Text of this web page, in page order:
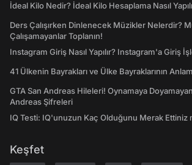
İdeal Kilo Nedir? İdeal Kilo Hesaplama Nasıl
Ders Çalışırken Dinlenecek Müzikler Nelerdir?
Çalışamayanlar Toplanın!
Instagram Giriş Nasıl Yapılır? Instagram'a Giriş
41 Ülkenin Bayrakları ve Ülke Bayraklarının
GTA San Andreas Hileleri! Oynamaya
Andreas Şifreleri
IQ Testi: IQ'unuzun Kaç Olduğunu Merak Ettiniz
Keşfet